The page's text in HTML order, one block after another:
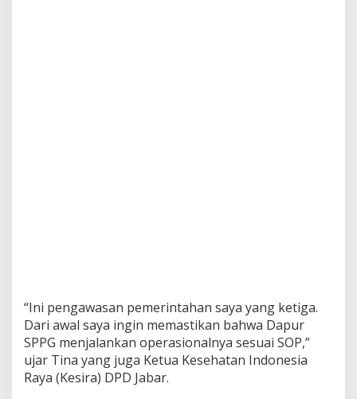
“Ini pengawasan pemerintahan saya yang ketiga.
Dari awal saya ingin memastikan bahwa Dapur
SPPG menjalankan operasionalnya sesuai SOP,”
ujar Tina yang juga Ketua Kesehatan Indonesia
Raya (Kesira) DPD Jabar.